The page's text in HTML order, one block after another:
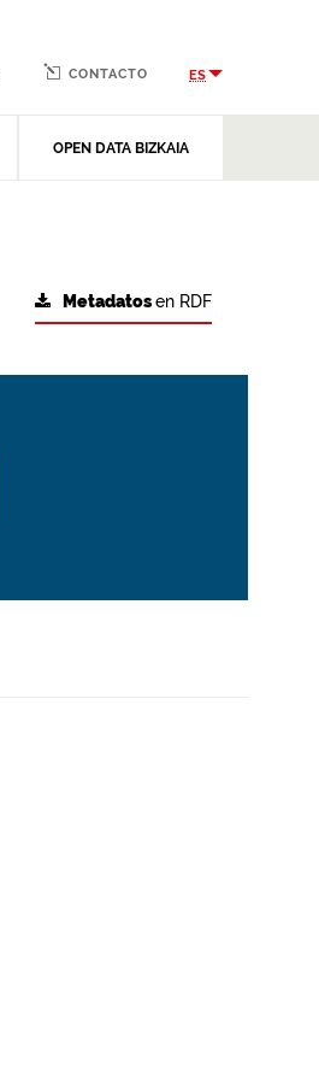
OPEN DATA BIZKAIA
CONTACTO ES
Metadatosen RDF